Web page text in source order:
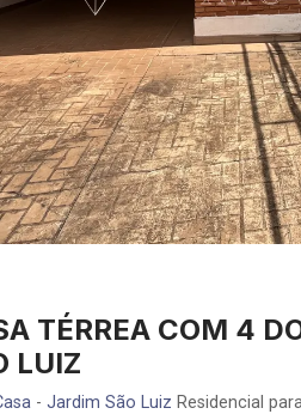
TÉRREA COM 4
LUIZ
- Jardim São Luiz Residencial